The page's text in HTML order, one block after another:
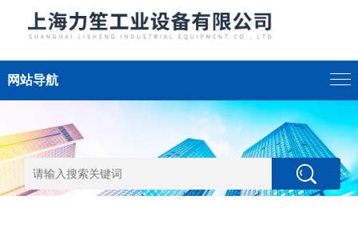
网站导航